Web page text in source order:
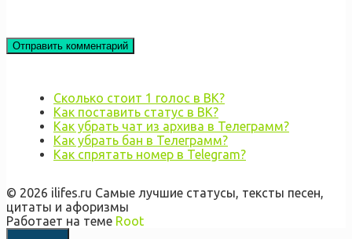
Сколько стоит 1 голос в ВК?
Как поставить статус в ВК?
Как убрать чат из архива в Телеграмм?
Как убрать бан в Телеграмм?
Как спрятать номер в Telegram?
© 2026 ilifes.ru Самые лучшие статусы, тексты песен,
цитаты и афоризмы
Работает на теме Root